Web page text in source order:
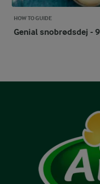
HOW TO GUIDE
Genial snobrødsdej -